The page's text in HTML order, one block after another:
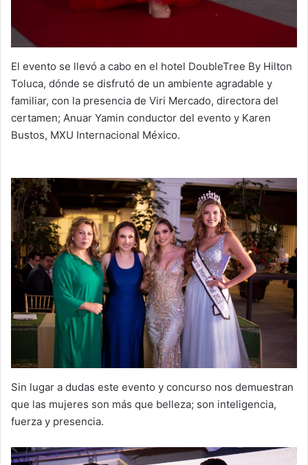
El evento se llevó a cabo en el hotel DoubleTree By Hilton
Toluca, dónde se disfrutó de un ambiente agradable y
familiar, con la presencia de Viri Mercado, directora del
certamen; Anuar Yamin conductor del evento y Karen
Bustos, MXU Internacional México.
Sin lugar a dudas este evento y concurso nos demuestran
que las mujeres son más que belleza; son inteligencia,
fuerza y presencia.